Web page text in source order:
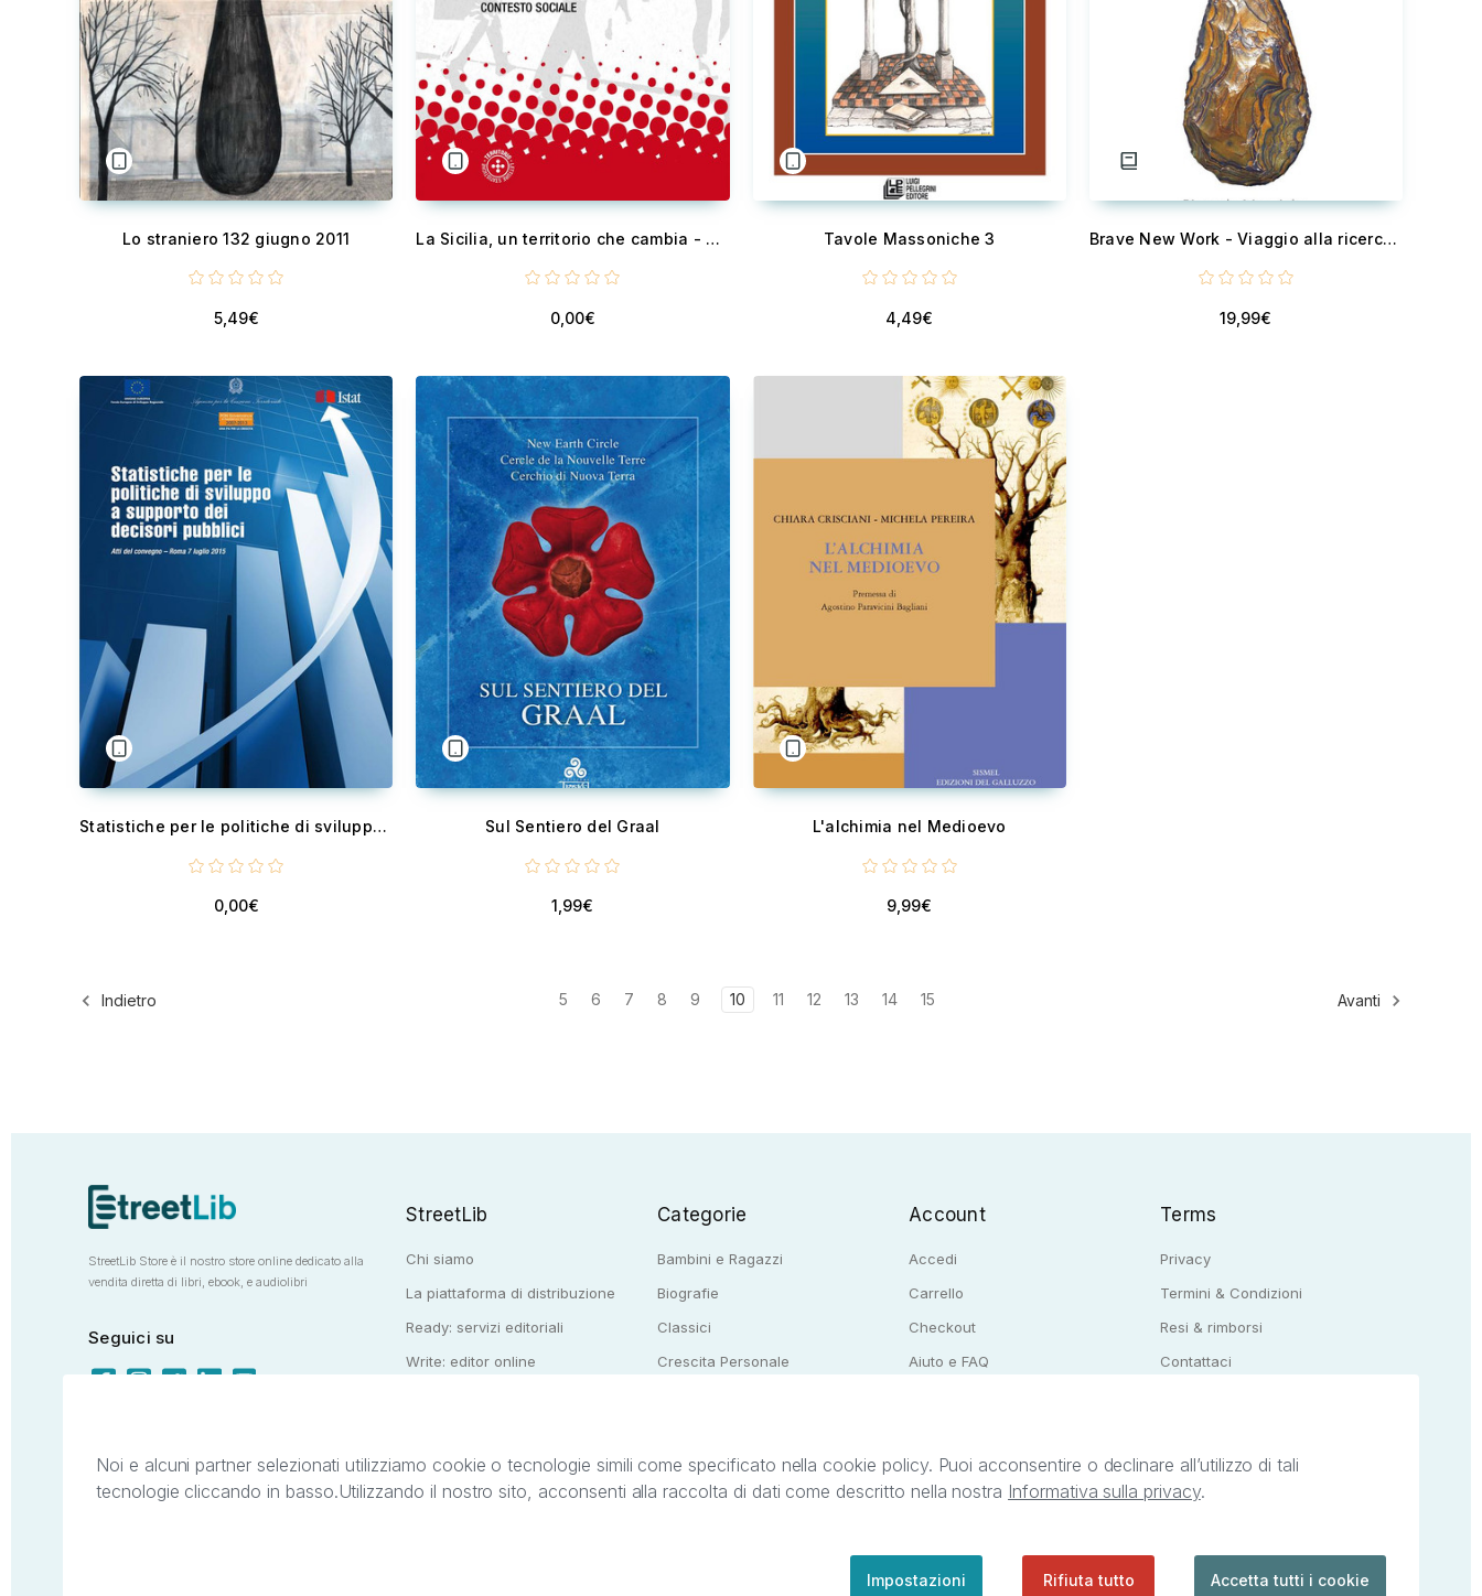
Lo straniero 132 giugno 2011
5,49€
La Sicilia, un territorio che cambia - Profili demografici e contesto sociale
0,00€
Tavole Massoniche 3
4,49€
Brave New Work - Viaggio alla ricerca del senso del lavoro
19,99€
Statistiche per le politiche di sviluppo a supporto dei decisori pubblici. - Atti del convegno, Roma, 7 luglio 2015
0,00€
Sul Sentiero del Graal
1,99€
L'alchimia nel Medioevo
9,99€
Indietro 5 6 7 8 9 10 11 12 13 14 15 Avanti
StreetLib Store è il nostro store online dedicato alla
vendita diretta di libri, ebook, e audiolibri
Seguici su
StreetLib
Chi siamo
La piattaforma di distribuzione
Ready: servizi editoriali
Write: editor online
Categorie
Bambini e Ragazzi
Biografie
Classici
Crescita Personale
Account
Accedi
Carrello
Checkout
Aiuto e FAQ
Terms
Privacy
Termini & Condizioni
Resi & rimborsi
Contattaci
Il presente sito web è di proprietà di StreetLib S.r.l. C.F. e P.IVA 05338720963. StreetLib S.r.l. è titolare di tutti i diritti di proprietà intellettuale afferenti ai marchi, loghi e
Noi e alcuni partner selezionati utilizziamo cookie o tecnologie simili come specificato nella cookie policy. Puoi acconsentire o declinare all’utilizzo di tali
tecnologie cliccando in basso.Utilizzando il nostro sito, acconsenti alla raccolta di dati come descritto nella nostra Informativa sulla privacy.
Impostazioni Rifiuta tutto Accetta tutti i cookie